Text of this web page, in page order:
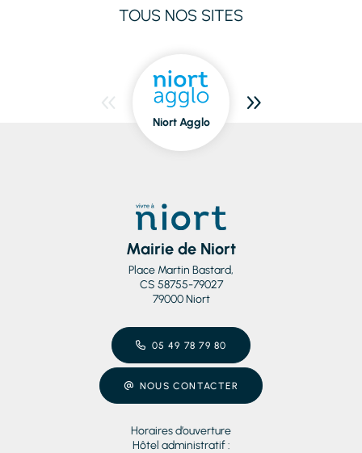
TOUS NOS SITES
Niort Agglo
Mairie de Niort
Place Martin Bastard,
CS 58755-79027
79000 Niort
05 49 78 79 80
NOUS CONTACTER
Horaires d’ouverture
Hôtel administratif :